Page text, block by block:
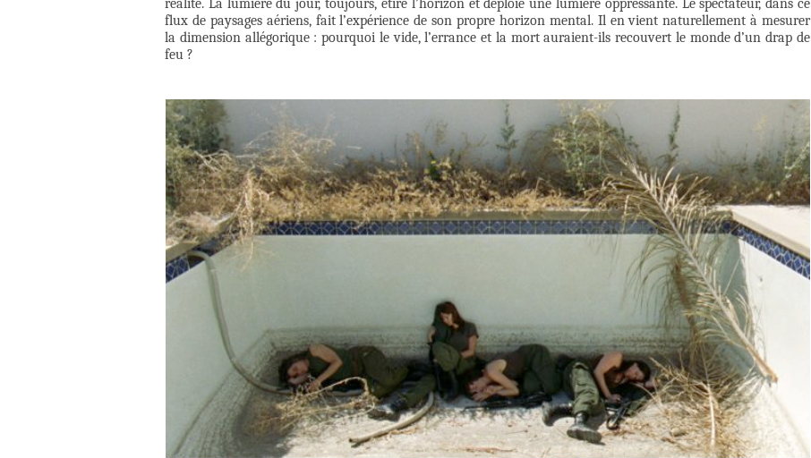
réalité. La lumière du jour, toujours, étire l’horizon et déploie une lumière oppressante. Le spectateur, dans ce
flux de paysages aériens, fait l’expérience de son propre horizon mental. Il en vient naturellement à mesurer
la dimension allégorique : pourquoi le vide, l’errance et la mort auraient-ils recouvert le monde d’un drap de
feu ?